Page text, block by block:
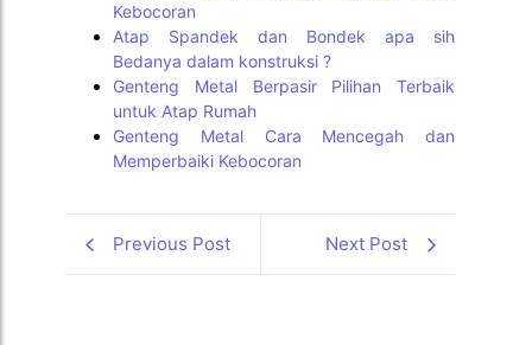
Kebocoran
Atap Spandek dan Bondek apa sih
Bedanya dalam konstruksi ?
Genteng Metal Berpasir Pilihan Terbaik
untuk Atap Rumah
Genteng Metal Cara Mencegah dan
Memperbaiki Kebocoran
Previous Post Next Post